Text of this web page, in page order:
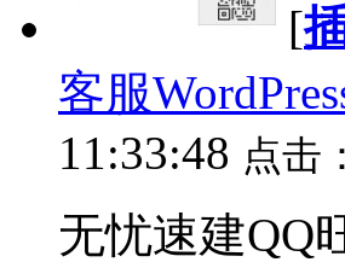
[
客服
11:33:48 点击：
无忧速建QQ